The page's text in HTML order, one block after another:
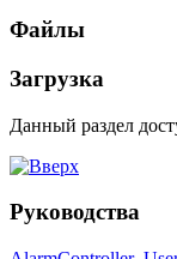
Файлы
Загрузка
Данный раздел
Руководства